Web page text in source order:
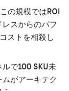
この規模ではROI
スからのパフ
ストを相殺し
で100 SKU未
がアーキテク